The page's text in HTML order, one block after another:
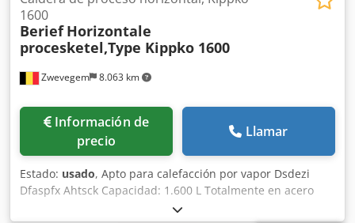
Zwevegem 8.063 km
1600
Berief Horizontale
procesketel,Type Kippko 1600
Información de
precio
Llamar
Estado: usado, Apto para calefacción por vapor Dsdezi
Dfaspfx Ahtsck Capacidad: 1.600 L Totalmente en acero
inoxidable De doble pared Tambor basculante Agitador